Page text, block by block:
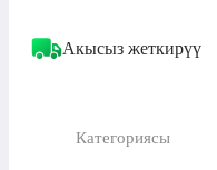
Акысыз жеткирүү
Категориясы